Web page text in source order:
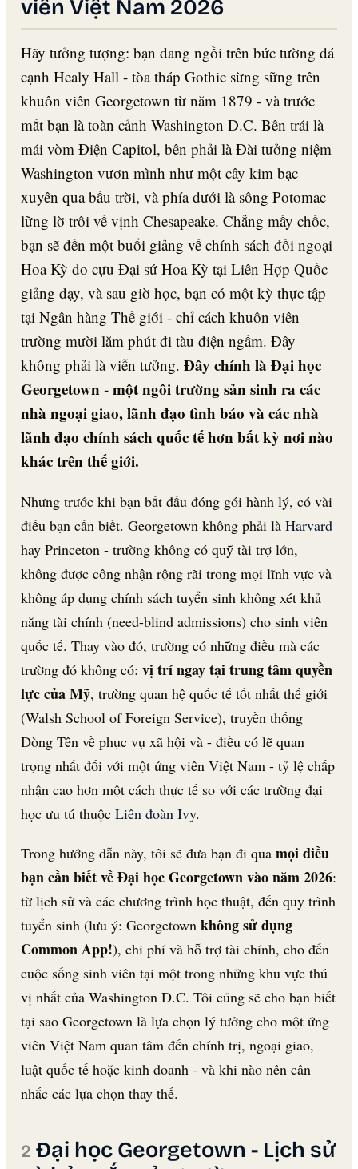
viên Việt Nam 2026
Hãy tưởng tượng: bạn đang ngồi trên bức tường đá
cạnh Healy Hall - tòa tháp Gothic sừng sững trên
khuôn viên Georgetown từ năm 1879 - và trước
mắt bạn là toàn cảnh Washington D.C. Bên trái là
mái vòm Điện Capitol, bên phải là Đài tưởng niệm
Washington vươn mình như một cây kim bạc
xuyên qua bầu trời, và phía dưới là sông Potomac
lững lờ trôi về vịnh Chesapeake. Chẳng mấy chốc,
bạn sẽ đến một buổi giảng về chính sách đối ngoại
Hoa Kỳ do cựu Đại sứ Hoa Kỳ tại Liên Hợp Quốc
giảng dạy, và sau giờ học, bạn có một kỳ thực tập
tại Ngân hàng Thế giới - chỉ cách khuôn viên
trường mười lăm phút đi tàu điện ngầm. Đây
không phải là viễn tưởng. Đây chính là Đại học
Georgetown - một ngôi trường sản sinh ra các
nhà ngoại giao, lãnh đạo tình báo và các nhà
lãnh đạo chính sách quốc tế hơn bất kỳ nơi nào
khác trên thế giới.
Nhưng trước khi bạn bắt đầu đóng gói hành lý, có vài
điều bạn cần biết. Georgetown không phải là Harvard
hay Princeton - trường không có quỹ tài trợ lớn,
không được công nhận rộng rãi trong mọi lĩnh vực và
không áp dụng chính sách tuyển sinh không xét khả
năng tài chính (need-blind admissions) cho sinh viên
quốc tế. Thay vào đó, trường có những điều mà các
trường đó không có: vị trí ngay tại trung tâm quyền
lực của Mỹ, trường quan hệ quốc tế tốt nhất thế giới
(Walsh School of Foreign Service), truyền thống
Dòng Tên về phục vụ xã hội và - điều có lẽ quan
trọng nhất đối với một ứng viên Việt Nam - tỷ lệ chấp
nhận cao hơn một cách thực tế so với các trường đại
học ưu tú thuộc Liên đoàn Ivy.
Trong hướng dẫn này, tôi sẽ đưa bạn đi qua mọi điều
bạn cần biết về Đại học Georgetown vào năm 2026:
từ lịch sử và các chương trình học thuật, đến quy trình
tuyển sinh (lưu ý: Georgetown không sử dụng
Common App!), chi phí và hỗ trợ tài chính, cho đến
cuộc sống sinh viên tại một trong những khu vực thú
vị nhất của Washington D.C. Tôi cũng sẽ cho bạn biết
tại sao Georgetown là lựa chọn lý tưởng cho một ứng
viên Việt Nam quan tâm đến chính trị, ngoại giao,
luật quốc tế hoặc kinh doanh - và khi nào nên cân
nhắc các lựa chọn thay thế.
Đại học Georgetown - Lịch sử